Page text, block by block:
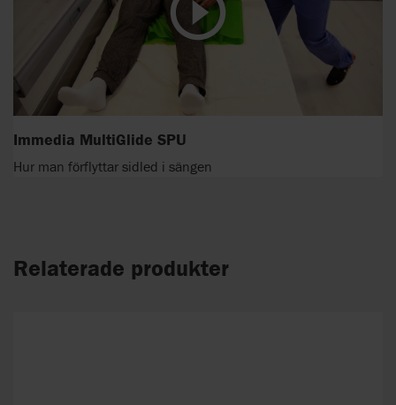
Immedia MultiGlide SPU
Hur man förflyttar sidled i sängen
Relaterade produkter